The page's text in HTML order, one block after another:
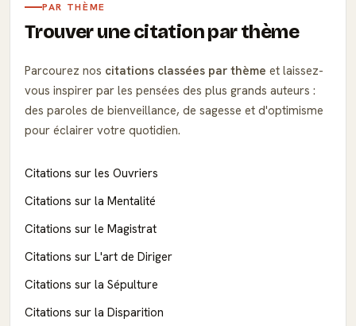
PAR THÈME
Trouver une citation par thème
Parcourez nos citations classées par thème et laissez-
vous inspirer par les pensées des plus grands auteurs :
des paroles de bienveillance, de sagesse et d'optimisme
pour éclairer votre quotidien.
Citations sur les Ouvriers
Citations sur la Mentalité
Citations sur le Magistrat
Citations sur L'art de Diriger
Citations sur la Sépulture
Citations sur la Disparition